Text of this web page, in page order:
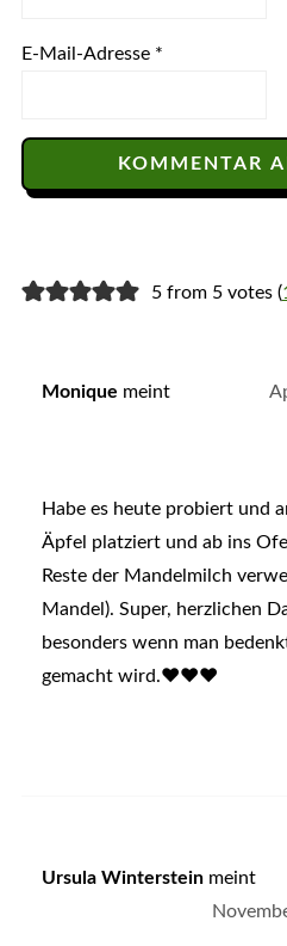
E-Mail-Adresse *
5 from 5 votes (
Monique meint
Habe es heute probiert und
Äpfel platziert und ab ins
Reste der Mandelmilch
Mandel). Super, herzlichen
besonders wenn man
gemacht wird.❤️❤️❤️
Ursula Winterstein meint